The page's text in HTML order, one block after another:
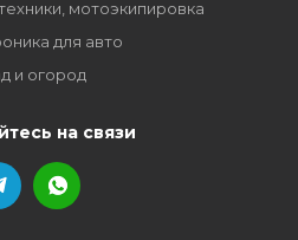
мотоэкипировка
для авто
и огород
на связи